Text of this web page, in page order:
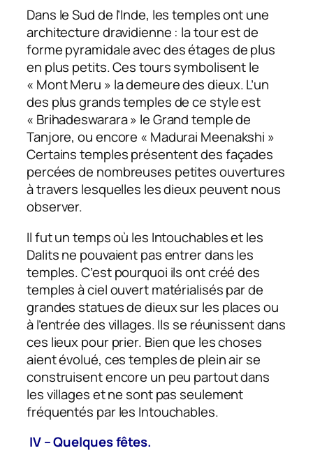
Dans le Sud de l’Inde, les temples ont une
architecture dravidienne : la tour est de
forme pyramidale avec des étages de plus
en plus petits. Ces tours symbolisent le
« Mont Meru » la demeure des dieux. L’un
des plus grands temples de ce style est
« Brihadeswarara » le Grand temple de
Tanjore, ou encore « Madurai Meenakshi »
Certains temples présentent des façades
percées de nombreuses petites ouvertures
à travers lesquelles les dieux peuvent nous
observer.
Il fut un temps où les Intouchables et les
Dalits ne pouvaient pas entrer dans les
temples. C’est pourquoi ils ont créé des
temples à ciel ouvert matérialisés par de
grandes statues de dieux sur les places ou
à l’entrée des villages. Ils se réunissent dans
ces lieux pour prier. Bien que les choses
aient évolué, ces temples de plein air se
construisent encore un peu partout dans
les villages et ne sont pas seulement
fréquentés par les Intouchables.
IV – Quelques fêtes.